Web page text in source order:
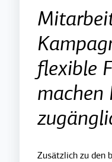
flexible
machen
Zusätzlich zu den